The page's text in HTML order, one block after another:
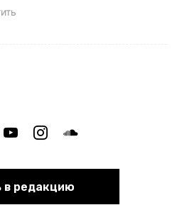
youtubeinstagramsoundcloud
в редакцию